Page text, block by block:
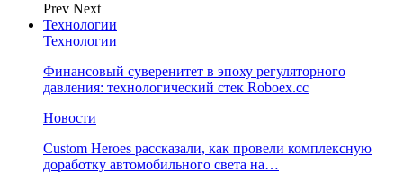
Prev Next
Технологии
Технологии
Финансовый суверенитет в эпоху регуляторного
давления: технологический стек Roboex.cc
Новости
Custom Heroes рассказали, как провели комплексную
доработку автомобильного света на…